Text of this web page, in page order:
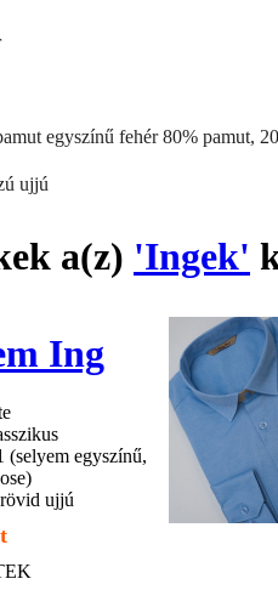
egyszínű fehér 80% pamut,
ujjú
a(z) 'Ingek'
Ing
(selyem egyszínű,
ujjú